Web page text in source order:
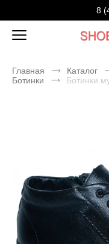
8
Главная Каталог
Ботинки
Ботинки